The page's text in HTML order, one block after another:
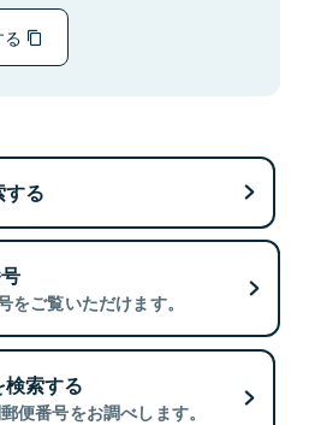
る
ご覧いただけます。
索する
便番号をお調べします。